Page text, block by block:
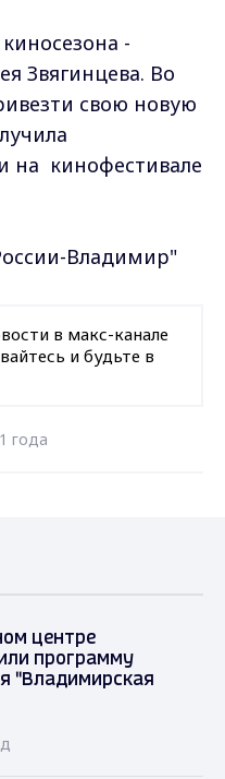
-
Звягинцева. Во
свою новую
на кинофестивале
Владимир"
в макс-канале
и будьте в
года
центре
программу
"Владимирская